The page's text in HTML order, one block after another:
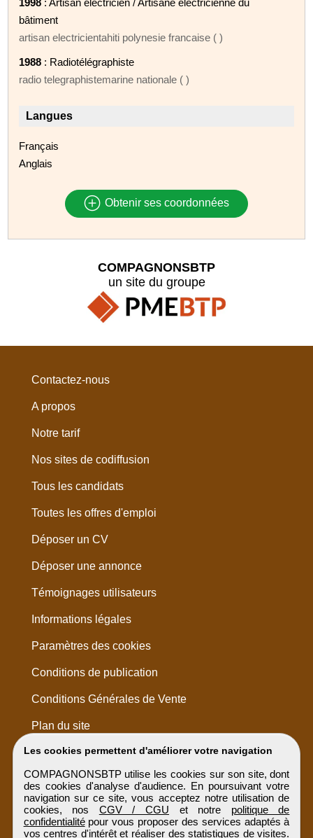
bâtiment
artisan electricientahiti polynesie francaise ( )
1988 : Radiotélégraphiste
radio telegraphistemarine nationale ( )
Langues
Français
Anglais
Obtenir ses coordonnées
Les cookies permettent d'améliorer votre navigation
COMPAGNONSBTP utilise les cookies sur son site, dont
des cookies d'analyse d'audience. En poursuivant votre
navigation sur ce site, vous acceptez notre utilisation de
cookies, nos CGV / CGU et notre politique de
confidentialitépour vous proposer des services adaptés à
vos centres d'intérêt et réaliser des statistiques de visites.
COMPAGNONSBTP
un site du groupe
Contactez-nous
A propos
Notre tarif
Nos sites de codiffusion
Tous les candidats
Toutes les offres d'emploi
Déposer un CV
Déposer une annonce
Témoignages utilisateurs
Informations légales
Paramètres des cookies
Conditions de publication
Conditions Générales de Vente
Plan du site